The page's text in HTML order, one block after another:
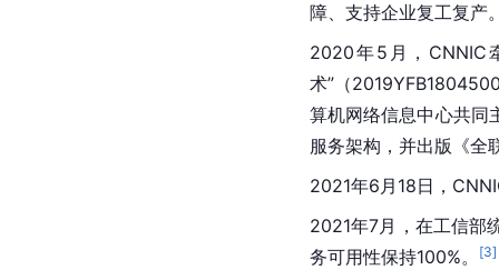
障、支持企业复工复产
2020年5月，CNNIC
术”（
算机网络信息中心共同
服务架构，并出版《全
2021年6月18日，
2021年7月，在工信部
务可用性保持100%。
[3]